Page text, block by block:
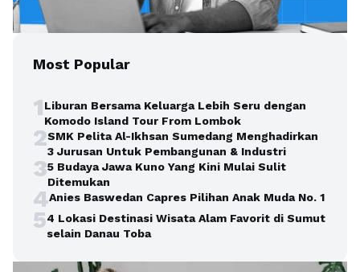
Most Popular
1Liburan Bersama Keluarga Lebih Seru dengan
Komodo Island Tour From Lombok
2SMK Pelita Al-Ikhsan Sumedang Menghadirkan
3 Jurusan Untuk Pembangunan & Industri
35 Budaya Jawa Kuno Yang Kini Mulai Sulit
Ditemukan
4Anies Baswedan Capres Pilihan Anak Muda No. 1
54 Lokasi Destinasi Wisata Alam Favorit di Sumut
selain Danau Toba